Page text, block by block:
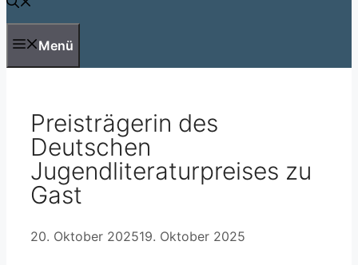
Menü
Preisträgerin des
Deutschen
Jugendliteraturpreises zu
Gast
20. Oktober 202519. Oktober 2025